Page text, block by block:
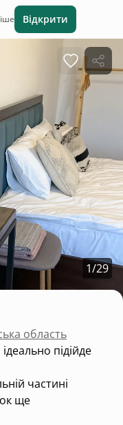
Відкрити
1/29
область
підійде
частині
ще